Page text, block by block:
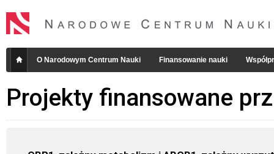
O Narodowym Centrum Nauki Finansowanie nauki
Projekty finansowane